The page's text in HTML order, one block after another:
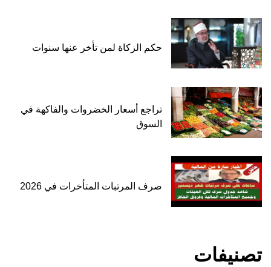
حكم الزكاة لمن تأخر عنها سنوات
تراجع أسعار الخضروات والفاكهة في
السوق
صرف المرتبات المتأخرات في 2026
تصنيفات